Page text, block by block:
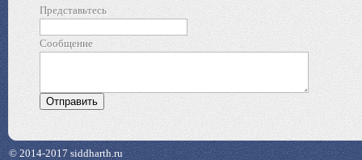
Представьтесь
Сообщение
© 2014-2017 siddharth.ru